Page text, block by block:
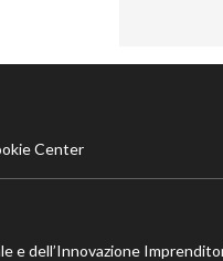
Center
dell’Innovazione